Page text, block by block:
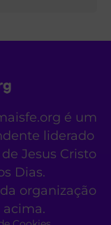
é um
liderado
Jesus Cristo
Dias.
organização